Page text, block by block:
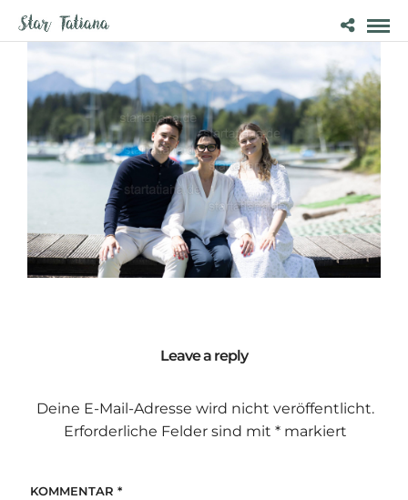
Leave a reply
Deine E-Mail-Adresse wird nicht veröffentlicht.
Erforderliche Felder sind mit *markiert
KOMMENTAR *